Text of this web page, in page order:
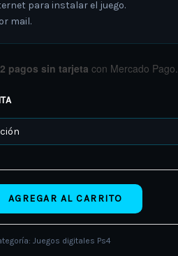
para instalar el juego.
mail.
pagos sin tarjeta con Mercado Pago.
AGREGAR AL CARRITO
Juegos digitales Ps4